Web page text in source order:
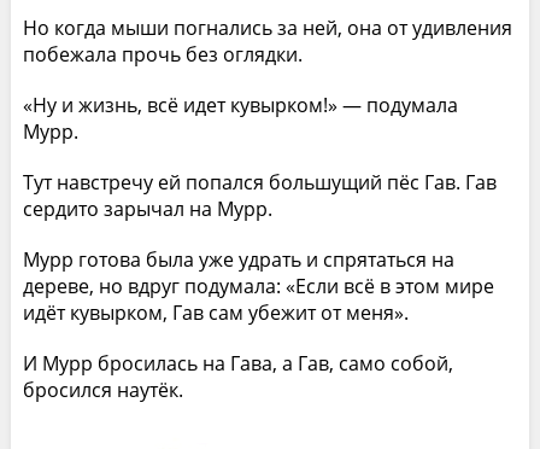
Но когда мыши погнались за ней, она от удивления
побежала прочь без оглядки.
«Ну и жизнь, всё идет кувырком!» — подумала
Мурр.
Тут навстречу ей попался большущий пёс Гав. Гав
сердито зарычал на Мурр.
Мурр готова была уже удрать и спрятаться на
дереве, но вдруг подумала: «Если всё в этом мире
идёт кувырком, Гав сам убежит от меня».
И Мурр бросилась на Гава, а Гав, само собой,
бросился наутёк.